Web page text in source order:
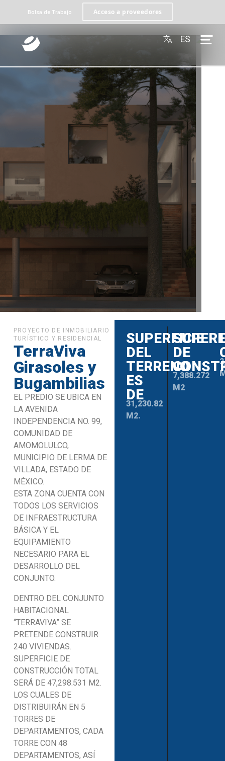
Acceso a proveedores
Omega
Bolsa de Trabajo
ES
PROYECTO DE INMOBILIARIO
TURÍSTICO Y RESIDENCIAL
TerraViva
Girasoles y
Bugambilias
EL PREDIO SE UBICA EN
LA AVENIDA
INDEPENDENCIA NO. 99,
COMUNIDAD DE
AMOMOLULCO,
MUNICIPIO DE LERMA DE
VILLADA, ESTADO DE
MÉXICO.
ESTA ZONA CUENTA CON
TODOS LOS SERVICIOS
DE INFRAESTRUCTURA
BÁSICA Y EL
EQUIPAMIENTO
NECESARIO PARA EL
DESARROLLO DEL
CONJUNTO.
DENTRO DEL CONJUNTO
HABITACIONAL
“TERRAVIVA” SE
PRETENDE CONSTRUIR
240 VIVIENDAS.
SUPERFICIE DE
CONSTRUCCIÓN TOTAL
SERÁ DE 47,298.531 M2.
LOS CUALES DE
DISTRIBUIRÁN EN 5
TORRES DE
DEPARTAMENTOS, CADA
TORRE CON 48
DEPARTAMENTOS, ASÍ
SUPERFICIE
DEL
TERRENO
ES
DE
31,230.82
M2.
DE
7,388.272
M2